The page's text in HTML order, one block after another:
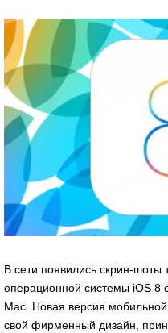
В сети появились скрин-шоты
операционной системы iOS 8
Mac. Новая версия
свой фирменный дизайн,